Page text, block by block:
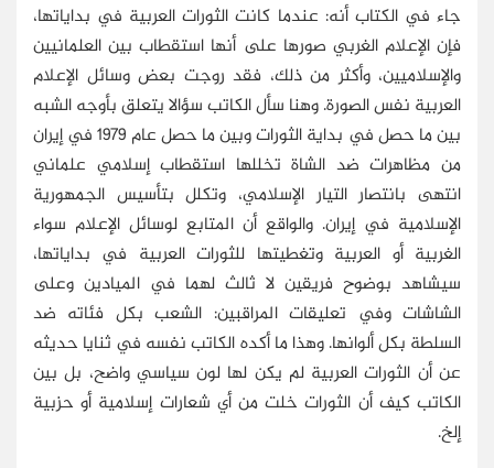
جاء في الكتاب أنه: عندما كانت الثورات العربية في بداياتها،
فإن الإعلام الغربي صورها على أنها استقطاب بين العلمانيين
والإسلاميين، وأكثر من ذلك، فقد روجت بعض وسائل الإعلام
العربية نفس الصورة. وهنا سأل الكاتب سؤالا يتعلق بأوجه الشبه
بين ما حصل في بداية الثورات وبين ما حصل عام 1979 في إيران
من مظاهرات ضد الشاة تخللها استقطاب إسلامي علماني
انتهى بانتصار التيار الإسلامي، وتكلل بتأسيس الجمهورية
الإسلامية في إيران. والواقع أن المتابع لوسائل الإعلام سواء
الغربية أو العربية وتغطيتها للثورات العربية في بداياتها،
سيشاهد بوضوح فريقين لا ثالث لهما في الميادين وعلى
الشاشات وفي تعليقات المراقبين: الشعب بكل فئاته ضد
السلطة بكل ألوانها. وهذا ما أكده الكاتب نفسه في ثنايا حديثه
عن أن الثورات العربية لم يكن لها لون سياسي واضح، بل بين
الكاتب كيف أن الثورات خلت من أي شعارات إسلامية أو حزبية
إلخ.